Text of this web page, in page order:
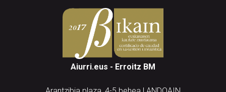
Aiurri.eus - Erroitz BM